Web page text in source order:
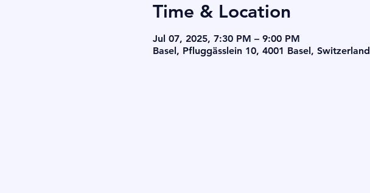
Time & Location
Jul 07, 2025, 7:30 PM – 9:00 PM
Basel, Pfluggässlein 10, 4001 Basel, Switzerland